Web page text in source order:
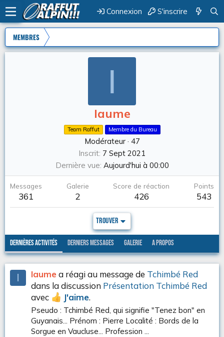
Connexion S'inscrire
MEMBRES
I
Iaume
Team Raffut Membre du Bureau
Modérateur · 47
Inscrit 7 Sept 2021
Dernière vue Aujourd'hui à 00:00
Messages
361
Galerie
2
Score de réaction
426
Points
543
Trouver
Dernières activités Derniers messages Galerie A propos
I Iaumea réagi au message de Tchimbé Red
dans la discussion Présentation Tchimbé Red
avec
J'aime.
Pseudo : Tchimbé Red, qui signifie "Tenez bon" en
Guyanais... Prénom : Pierre Localité : Bords de la
Sorgue en Vaucluse... Profession ...